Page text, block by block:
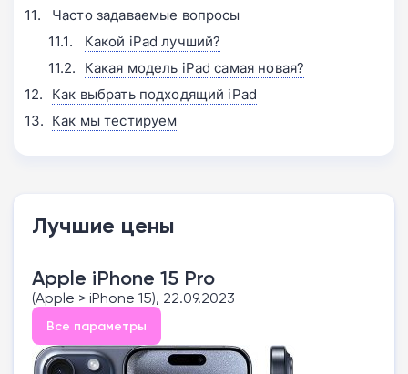
Часто задаваемые вопросы
Какой iPad лучший?
Какая модель iPad самая новая?
Как выбрать подходящий iPad
Как мы тестируем
Лучшие цены
Apple iPhone 15 Pro
(Apple > iPhone 15), 22.09.2023
Все параметры